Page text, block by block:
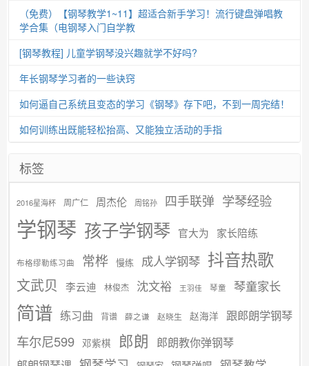
（免费）【钢琴教学1~11】超适合新手学习！流行键盘弹唱教
学合集（电钢琴入门自学教
[钢琴教程] 儿童学钢琴没兴趣就学不好吗?
年长钢琴学习者的一些诀窍
如何逼自己系统且变态的学习《钢琴》存下吧，不到一周完结！
如何训练出既能轻松抬高、又能独立活动的手指
标签
2016星海杯 周广仁 周杰伦 周铭孙 四手联弹 学琴经验
学钢琴 孩子学钢琴 官大为 家长陪练
布格缪勒练习曲 常桦 慢练 成人学钢琴 抖音热歌
文武贝 李云迪 林俊杰 沈文裕 王羽佳 琴童 琴童家长
简谱 练习曲 背谱 薛之谦 赵晓生 赵海洋 跟郎朗学钢琴
车尔尼599 邓紫棋 郎朗 郎朗教你弹钢琴